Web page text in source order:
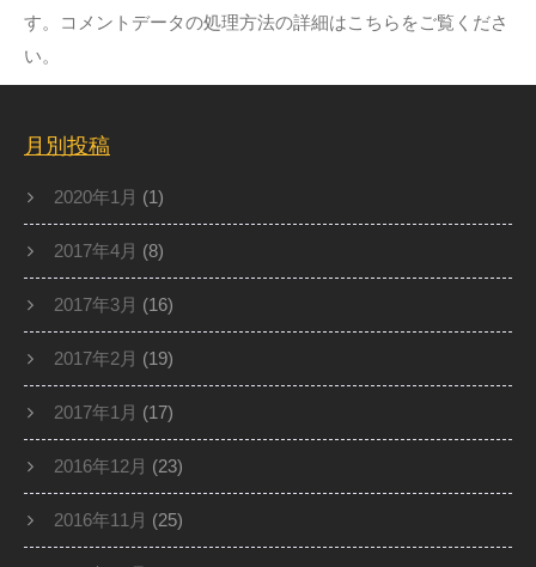
す。
コメントデータの処理方法の詳細はこちらをご覧くださ
い。
月別投稿
2020年1月 (1)
2017年4月 (8)
2017年3月 (16)
2017年2月 (19)
2017年1月 (17)
2016年12月 (23)
2016年11月 (25)